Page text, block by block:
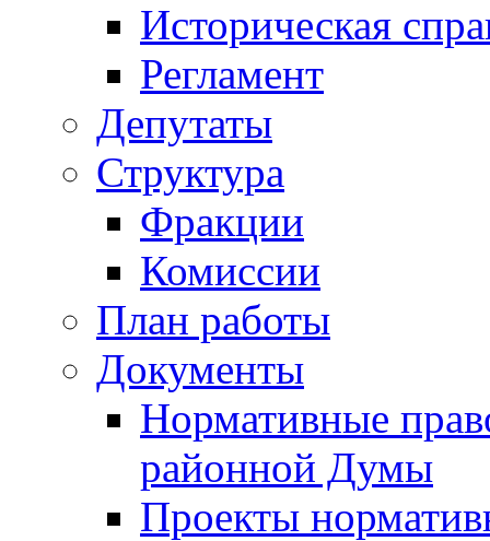
Историческая
Регламент
Депутаты
Структура
Фракции
Комиссии
План работы
Документы
Нормативные
районной Думы
Проекты